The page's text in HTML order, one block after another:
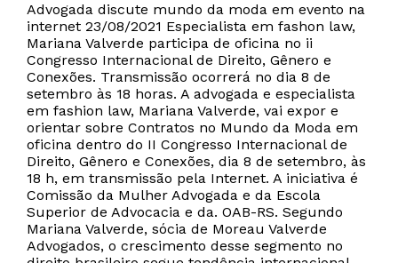
Advogada discute mundo da moda em evento na
internet 23/08/2021 Especialista em fashon law,
Mariana Valverde participa de oficina no ii
Congresso Internacional de Direito, Gênero e
Conexões. Transmissão ocorrerá no dia 8 de
setembro às 18 horas. A advogada e especialista
em fashion law, Mariana Valverde, vai expor e
orientar sobre Contratos no Mundo da Moda em
oficina dentro do II Congresso Internacional de
Direito, Gênero e Conexões, dia 8 de setembro, às
18 h, em transmissão pela Internet. A iniciativa é
Comissão da Mulher Advogada e da Escola
Superior de Advocacia e da. OAB-RS. Segundo
Mariana Valverde, sócia de Moreau Valverde
Advogados, o crescimento desse segmento no